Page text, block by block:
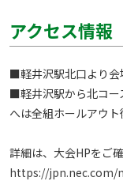
アクセス情報
■軽井沢駅北口より会
■軽井沢駅から北コー
へは全組ホールアウト
https://jpn.nec.com/